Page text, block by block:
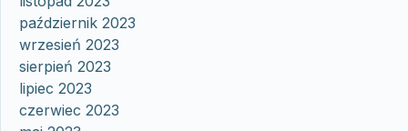
październik 2023
wrzesień 2023
sierpień 2023
lipiec 2023
czerwiec 2023